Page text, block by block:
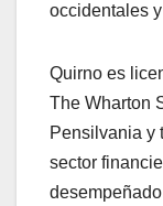
occidentales
Quirno es
The Wharton
Pensilvania y
sector